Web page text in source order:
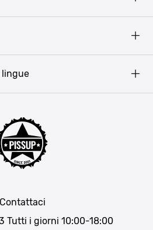
Contattaci
Tutti i giorni 10:00-18:00
lingue